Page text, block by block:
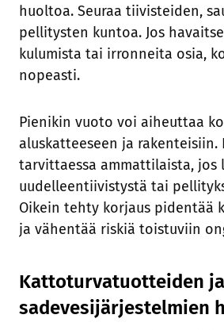
huoltoa. Seuraa tiivisteiden,
pellitysten kuntoa. Jos
kulumista tai irronneita osia,
nopeasti.
Pienikin vuoto voi aiheuttaa
aluskatteeseen ja rakenteisiin.
tarvittaessa ammattilaista,
uudelleentiivistystä tai
Oikein tehty korjaus pidentää
ja vähentää riskiä toistuviin
Kattoturvatuotteiden ja
sadevesijärjestelmien